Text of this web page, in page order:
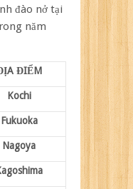
đào nở tại
năm
ĐIỂM
Kochi
Fukuoka
Nagoya